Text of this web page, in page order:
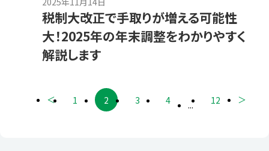
税制大改正で手取りが増える可能性
大！2025年の年末調整をわかりやすく
解説します
＜ 1 2 3 4 ... 12 ＞